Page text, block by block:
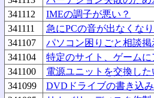
341112
IMEの調子が悪い？
341111
急にPCの音が出なくな
341107
パソコン困りごと相談
341104
特定のサイト、ゲーム
341100
電源ユニットを交換し
341099
DVDドライブの書き込